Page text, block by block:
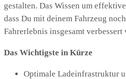
gestalten. Das Wissen um
dass Du mit deinem Fahrzeug
Fahrerlebnis insgesamt verbessert
Das Wichtigste in Kürze
Optimale Ladeinfrastruktur